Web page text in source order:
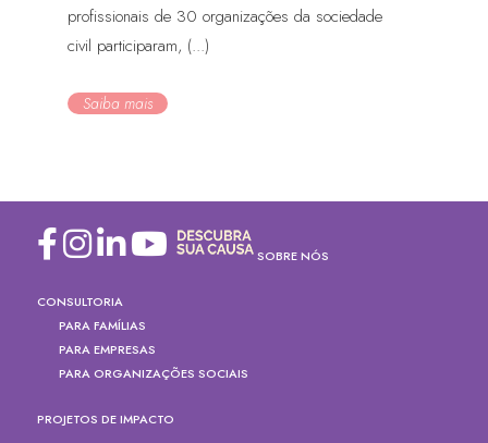
profissionais de 30 organizações da sociedade
civil participaram, (...)
Saiba mais
SOBRE NÓS
CONSULTORIA
PARA FAMÍLIAS
PARA EMPRESAS
PARA ORGANIZAÇÕES SOCIAIS
PROJETOS DE IMPACTO